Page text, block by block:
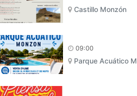
Castillo Monzón
09:00
Parque Acuático